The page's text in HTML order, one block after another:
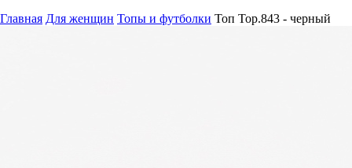
Главная Для женщин Топы и футболки Топ Top.843 - черный